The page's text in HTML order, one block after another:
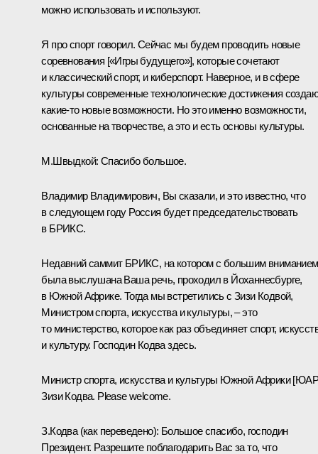
можно использовать и используют.
Я про спорт говорил. Сейчас мы будем проводить новые
соревнования [«Игры будущего»], которые сочетают
и классический спорт, и киберспорт. Наверное, и в сфере
культуры современные технологические достижения
какие-то новые возможности. Но это именно возможности,
основанные на творчестве, а это и есть основы культуры.
М.Швыдкой: Спасибо большое.
Владимир Владимирович, Вы сказали, и это известно, что
в следующем году Россия будет председательствовать
в БРИКС.
Недавний саммит БРИКС, на котором с большим вниманием
была выслушана Ваша речь, проходил в Йоханнесбурге,
в Южной Африке. Тогда мы встретились с Зизи Кодвой,
Министром спорта, искусства и культуры, – это
то министерство, которое как раз объединяет спорт,
и культуру. Господин Кодва здесь.
Министр спорта, искусства и культуры Южной Африки
Зизи Кодва. Please welcome.
З.Кодва (как переведено): Большое спасибо, господин
Президент. Разрешите поблагодарить Вас за то, что